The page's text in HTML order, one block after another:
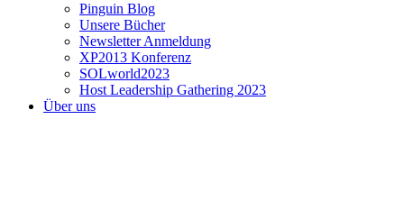
Pinguin Blog
Unsere Bücher
Newsletter Anmeldung
XP2013 Konferenz
SOLworld2023
Host Leadership Gathering 2023
Über uns